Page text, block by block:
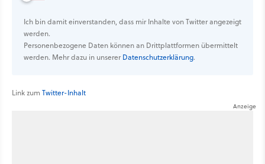
Ich bin damit einverstanden, dass mir Inhalte von Twitter angezeigt
werden.
Personenbezogene Daten können an Drittplattformen übermittelt
werden. Mehr dazu in unsererDatenschutzerklärung.
Link zum Twitter-Inhalt